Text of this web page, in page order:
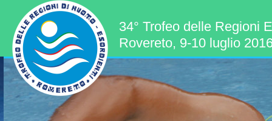
34° Trofeo delle Regioni
Rovereto, 9-10 luglio